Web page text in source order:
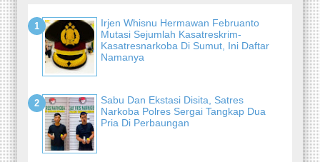
Irjen Whisnu Hermawan Februanto
Mutasi Sejumlah Kasatreskrim-
Kasatresnarkoba Di Sumut, Ini Daftar
Namanya
Sabu Dan Ekstasi Disita, Satres
Narkoba Polres Sergai Tangkap Dua
Pria Di Perbaungan